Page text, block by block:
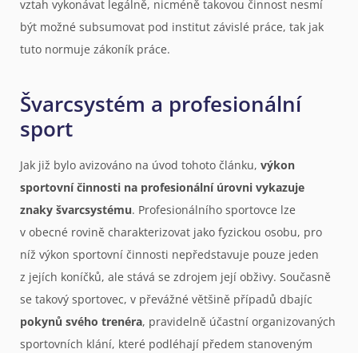
vztah vykonávat legálně, nicméně takovou činnost nesmí
být možné subsumovat pod institut závislé práce, tak jak
tuto normuje zákoník práce.
Švarcsystém a profesionální
sport
Jak již bylo avizováno na úvod tohoto článku, výkon
sportovní činnosti na profesionální úrovni vykazuje
znaky švarcsystému. Profesionálního sportovce lze
v obecné rovině charakterizovat jako fyzickou osobu, pro
níž výkon sportovní činnosti nepředstavuje pouze jeden
z jejích koníčků, ale stává se zdrojem její obživy. Současně
se takový sportovec, v převážné většině případů dbajíc
pokynů svého trenéra, pravidelně účastní organizovaných
sportovních klání, které podléhají předem stanoveným